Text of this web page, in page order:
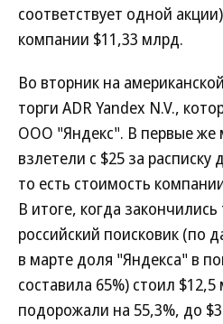
соответствует одной
компании $11,33 млрд.
Во вторник на
торги ADR Yandex N.V.,
ООО "Яндекс". В первые же
взлетели с $25 за
то есть стоимость
В итоге, когда
российский поисковик (по
в марте доля "Яндекса" в
составила 65%) стоил
подорожали на 55,3%, до